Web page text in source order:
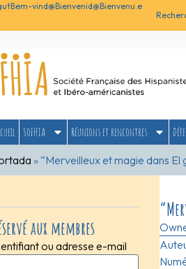
Bem-vind@Bienvenid@Bienvenu.e
SoFHIA Réunions et rencontres
» “Merveilleux et magie dans
aux membres
ou adresse e-mail